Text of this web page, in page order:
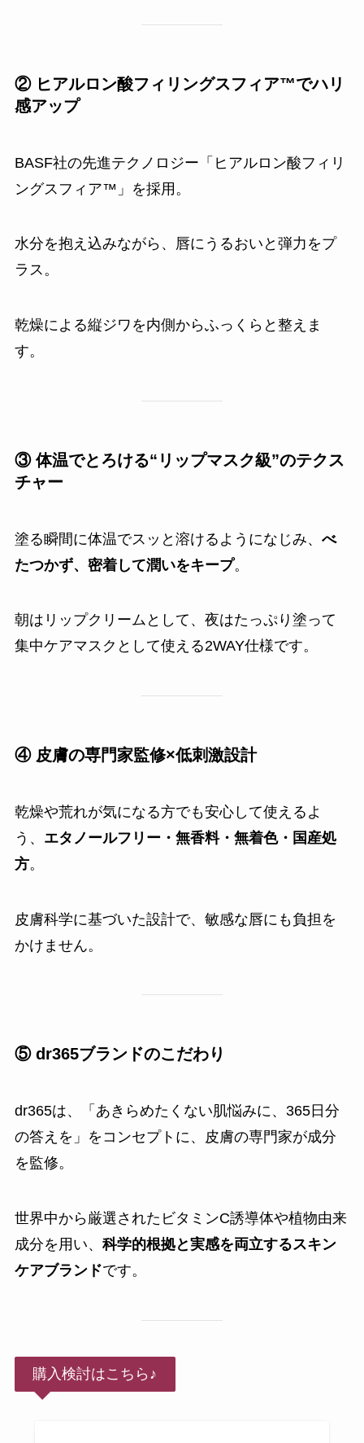
② ヒアルロン酸フィリングスフィア™でハリ
感アップ
BASF社の先進テクノロジー「ヒアルロン酸フィリ
ングスフィア™」を採用。
水分を抱え込みながら、唇にうるおいと弾力をプ
ラス。
乾燥による縦ジワを内側からふっくらと整えま
す。
③ 体温でとろける“リップマスク級”のテクス
チャー
塗る瞬間に体温でスッと溶けるようになじみ、 べ
たつかず、密着して潤いをキープ。
朝はリップクリームとして、夜はたっぷり塗って
集中ケアマスクとして使える2WAY仕様です。
④ 皮膚の専門家監修×低刺激設計
乾燥や荒れが気になる方でも安心して使えるよ
う、 エタノールフリー・無香料・無着色・国産処
方。
皮膚科学に基づいた設計で、敏感な唇にも負担を
かけません。
⑤ dr365ブランドのこだわり
dr365は、「あきらめたくない肌悩みに、365日分
の答えを」をコンセプトに、皮膚の専門家が成分
を監修。
世界中から厳選されたビタミンC誘導体や植物由来
成分を用い、 科学的根拠と実感を両立するスキン
ケアブランドです。
購入検討はこちら♪